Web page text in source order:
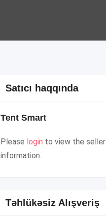
Satıcı haqqında
Tent Smart
Please login to view the seller
information.
Təhlükəsiz Alışveriş